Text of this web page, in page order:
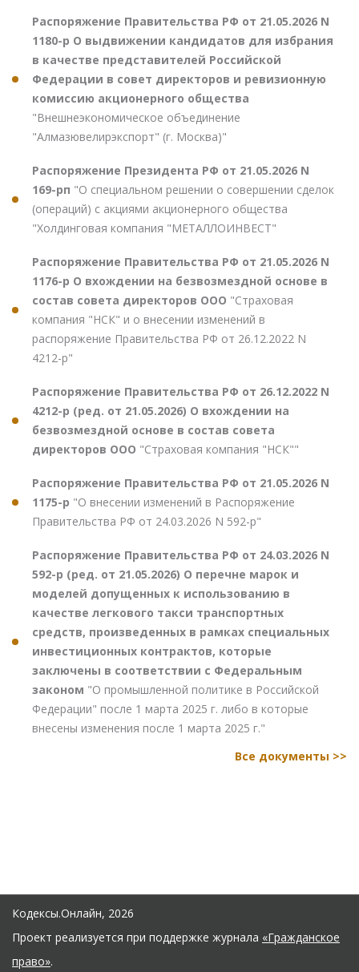
Распоряжение Правительства РФ от 21.05.2026 N
1180-р О выдвижении кандидатов для избрания
в качестве представителей Российской
Федерации в совет директоров и ревизионную
комиссию акционерного общества
"Внешнеэкономическое объединение
"Алмазювелирэкспорт" (г. Москва)"
Распоряжение Президента РФ от 21.05.2026 N
169-рп "О специальном решении о совершении сделок
(операций) с акциями акционерного общества
"Холдинговая компания "МЕТАЛЛОИНВЕСТ"
Распоряжение Правительства РФ от 21.05.2026 N
1176-р О вхождении на безвозмездной основе в
состав совета директоров ООО "Страховая
компания "НСК" и о внесении изменений в
распоряжение Правительства РФ от 26.12.2022 N
4212-р"
Распоряжение Правительства РФ от 26.12.2022 N
4212-р (ред. от 21.05.2026) О вхождении на
безвозмездной основе в состав совета
директоров ООО "Страховая компания "НСК""
Распоряжение Правительства РФ от 21.05.2026 N
1175-р "О внесении изменений в Распоряжение
Правительства РФ от 24.03.2026 N 592-р"
Распоряжение Правительства РФ от 24.03.2026 N
592-р (ред. от 21.05.2026) О перечне марок и
моделей допущенных к использованию в
качестве легкового такси транспортных
средств, произведенных в рамках специальных
инвестиционных контрактов, которые
заключены в соответствии с Федеральным
законом "О промышленной политике в Российской
Федерации" после 1 марта 2025 г. либо в которые
внесены изменения после 1 марта 2025 г."
Все документы >>
Кодексы.Онлайн, 2026
Проект реализуется при поддержке журнала «Гражданское
право».